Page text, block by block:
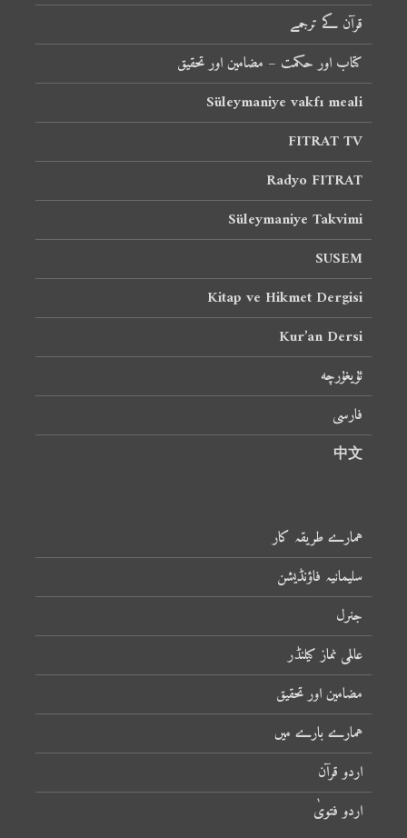
قرآن کے ترجمے
کتاب اور حکمت – مضامین اور تحقیق
Süleymaniye vakfı meali
FITRAT TV
Radyo FITRAT
Süleymaniye Takvimi
SUSEM
Kitap ve Hikmet Dergisi
Kur’an Dersi
ئۇيغۇرچە
فارسی
中文
ہمارے طریقہ کار
سلیمانیہ فاؤنڈیشن
جنرل
عالمی نماز کیلنڈر
مضامین اور تحقیق
ہمارے بارے میں
اردو قرآن
اردو فتویٰ